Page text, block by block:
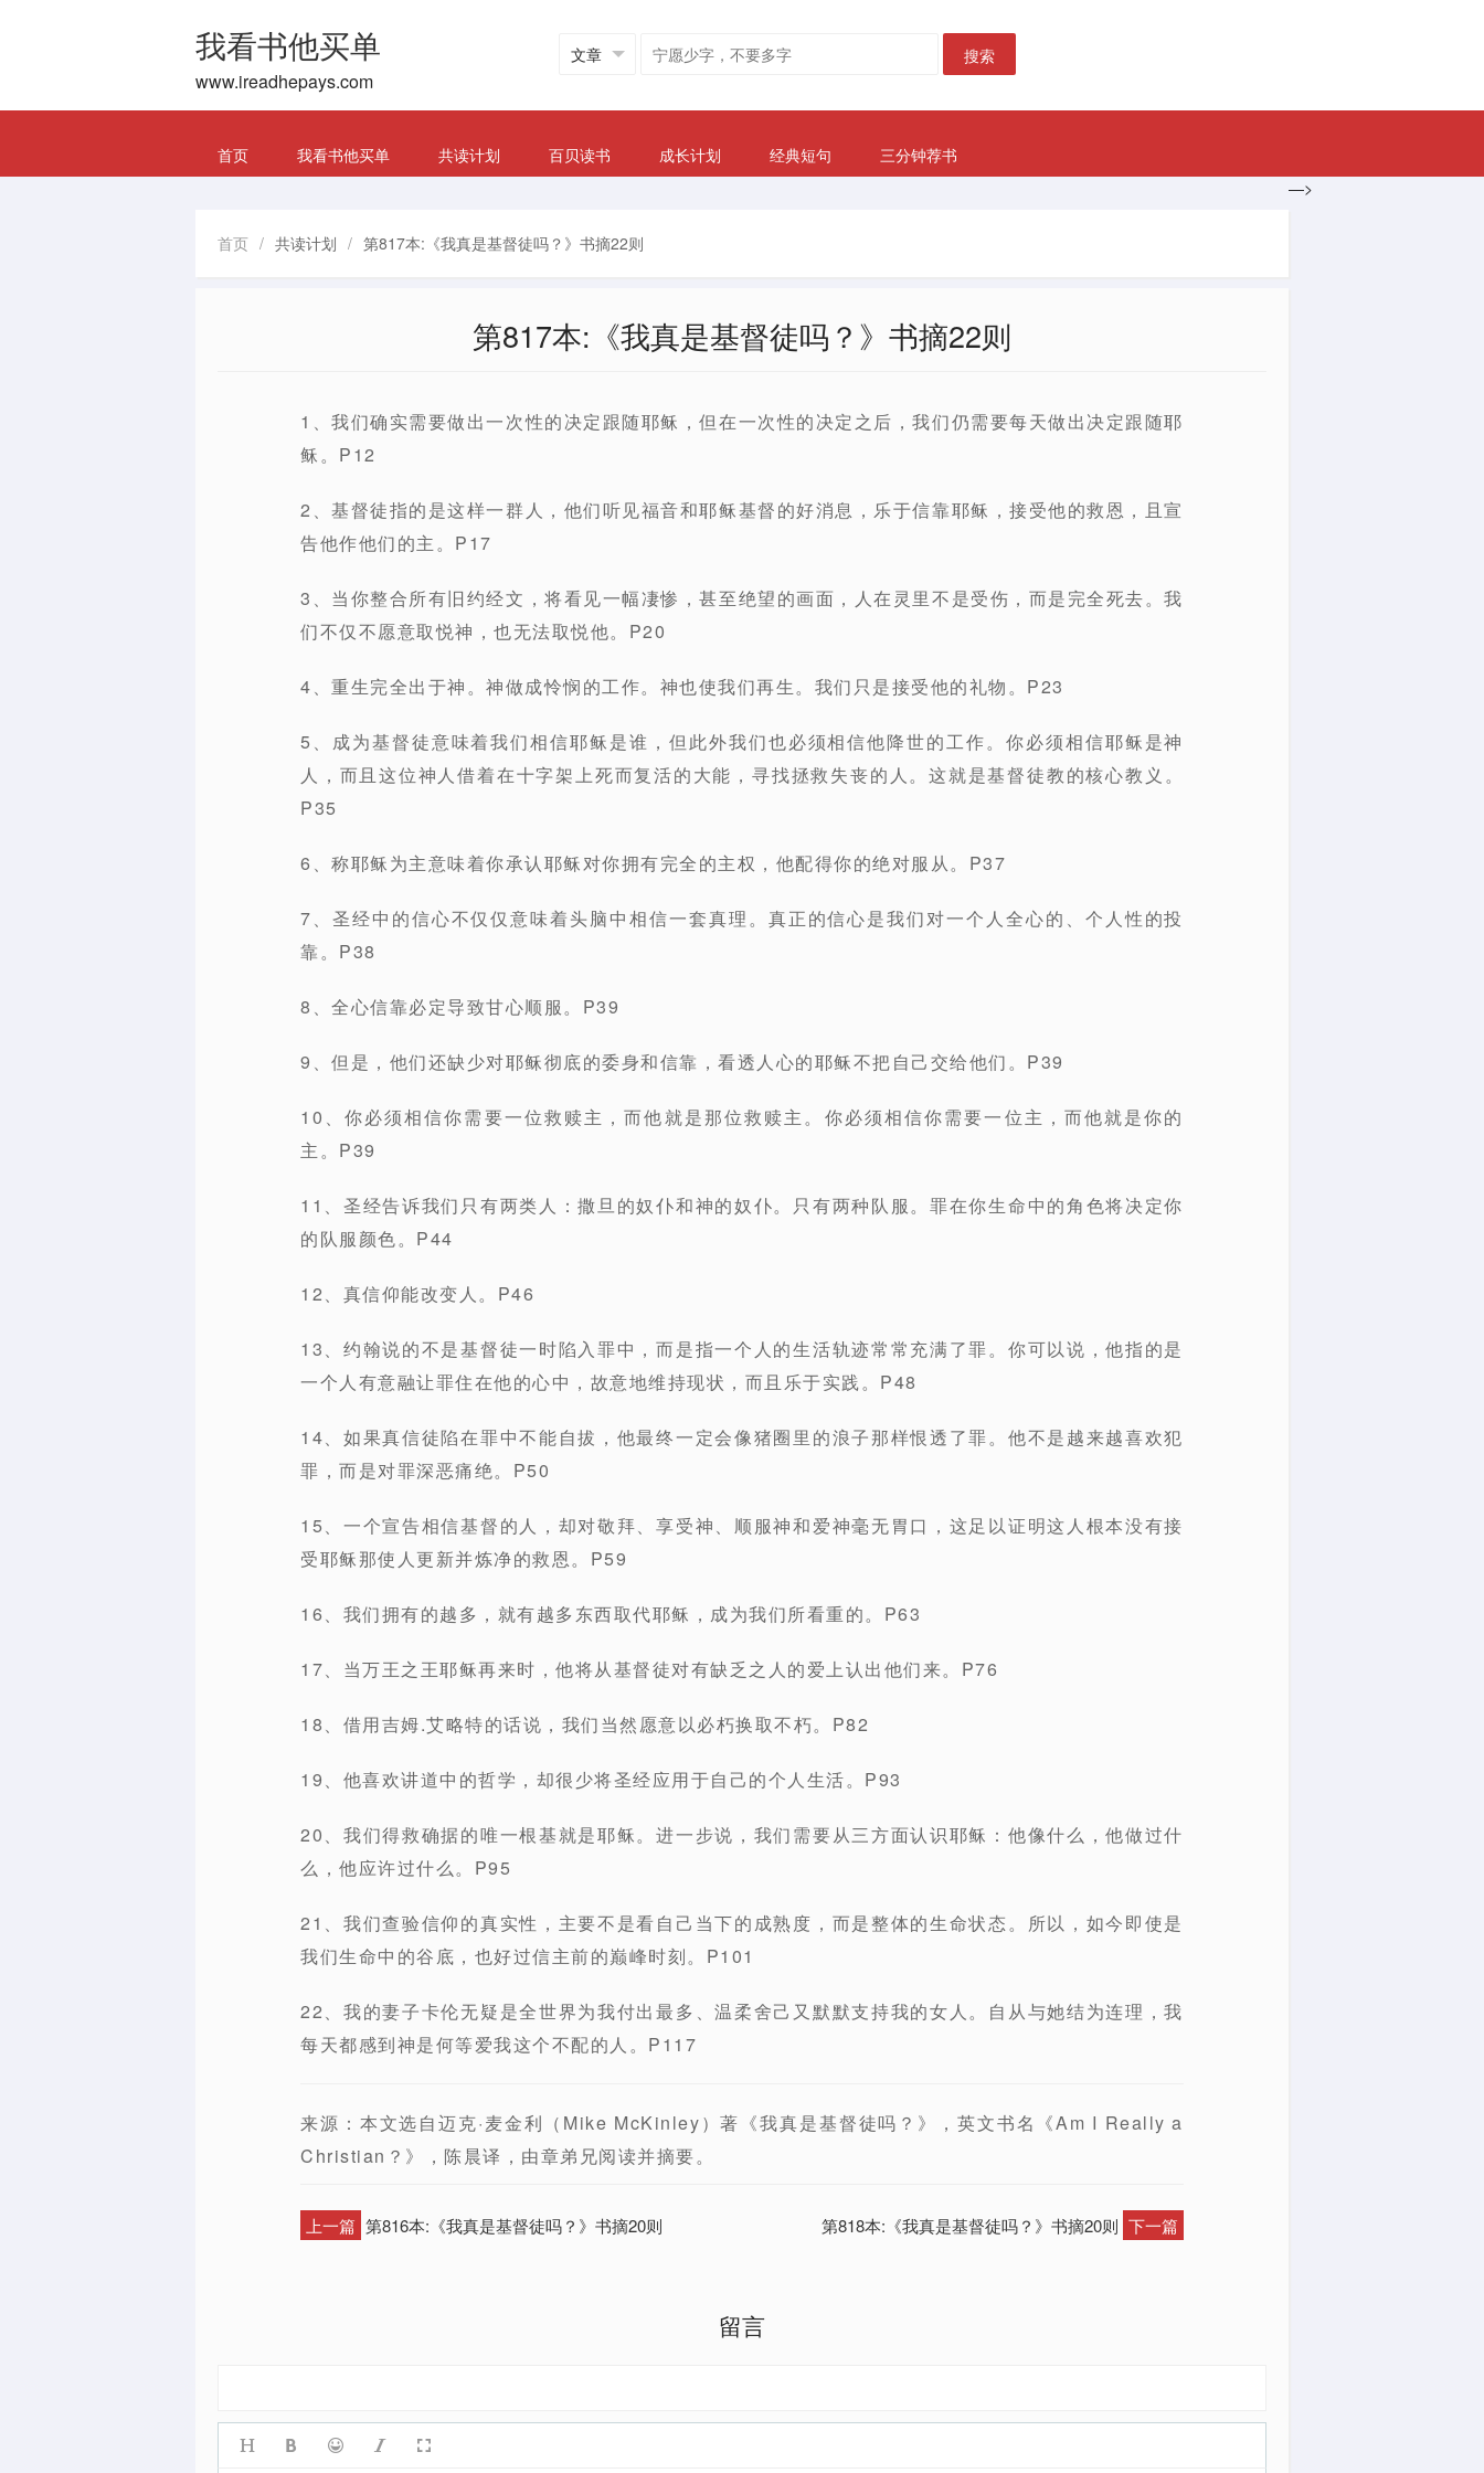
我看书他买单
www.ireadhepays.com
搜索
首页 我看书他买单 共读计划 百贝读书 成长计划 经典短句
三分钟荐书
—>
首页 / 共读计划 / 第817本:《我真是基督徒吗？》书摘22则
第817本:《我真是基督徒吗？》书摘22则
1、我们确实需要做出一次性的决定跟随耶稣，但在一次性的决定之后，我们仍需要每天做出决定跟随耶
稣。P12
2、基督徒指的是这样一群人，他们听见福音和耶稣基督的好消息，乐于信靠耶稣，接受他的救恩，且宣
告他作他们的主。P17
3、当你整合所有旧约经文，将看见一幅凄惨，甚至绝望的画面，人在灵里不是受伤，而是完全死去。我
们不仅不愿意取悦神，也无法取悦他。P20
4、重生完全出于神。神做成怜悯的工作。神也使我们再生。我们只是接受他的礼物。P23
5、成为基督徒意味着我们相信耶稣是谁，但此外我们也必须相信他降世的工作。你必须相信耶稣是神
人，而且这位神人借着在十字架上死而复活的大能，寻找拯救失丧的人。这就是基督徒教的核心教义。
P35
6、称耶稣为主意味着你承认耶稣对你拥有完全的主权，他配得你的绝对服从。P37
7、圣经中的信心不仅仅意味着头脑中相信一套真理。真正的信心是我们对一个人全心的、个人性的投
靠。P38
8、全心信靠必定导致甘心顺服。P39
9、但是，他们还缺少对耶稣彻底的委身和信靠，看透人心的耶稣不把自己交给他们。P39
10、你必须相信你需要一位救赎主，而他就是那位救赎主。你必须相信你需要一位主，而他就是你的
主。P39
11、圣经告诉我们只有两类人：撒旦的奴仆和神的奴仆。只有两种队服。罪在你生命中的角色将决定你
的队服颜色。P44
12、真信仰能改变人。P46
13、约翰说的不是基督徒一时陷入罪中，而是指一个人的生活轨迹常常充满了罪。你可以说，他指的是
一个人有意融让罪住在他的心中，故意地维持现状，而且乐于实践。P48
14、如果真信徒陷在罪中不能自拔，他最终一定会像猪圈里的浪子那样恨透了罪。他不是越来越喜欢犯
罪，而是对罪深恶痛绝。P50
15、一个宣告相信基督的人，却对敬拜、享受神、顺服神和爱神毫无胃口，这足以证明这人根本没有接
受耶稣那使人更新并炼净的救恩。P59
16、我们拥有的越多，就有越多东西取代耶稣，成为我们所看重的。P63
17、当万王之王耶稣再来时，他将从基督徒对有缺乏之人的爱上认出他们来。P76
18、借用吉姆.艾略特的话说，我们当然愿意以必朽换取不朽。P82
19、他喜欢讲道中的哲学，却很少将圣经应用于自己的个人生活。P93
20、我们得救确据的唯一根基就是耶稣。进一步说，我们需要从三方面认识耶稣：他像什么，他做过什
么，他应许过什么。P95
21、我们查验信仰的真实性，主要不是看自己当下的成熟度，而是整体的生命状态。所以，如今即使是
我们生命中的谷底，也好过信主前的巅峰时刻。P101
22、我的妻子卡伦无疑是全世界为我付出最多、温柔舍己又默默支持我的女人。自从与她结为连理，我
每天都感到神是何等爱我这个不配的人。P117
来源：本文选自迈克·麦金利（Mike McKinley）著《我真是基督徒吗？》，英文书名《Am I Really a
Christian？》，陈晨译，由章弟兄阅读并摘要。
上一篇 第816本:《我真是基督徒吗？》书摘20则 第818本:《我真是基督徒吗？》书摘20则 下一篇
留言